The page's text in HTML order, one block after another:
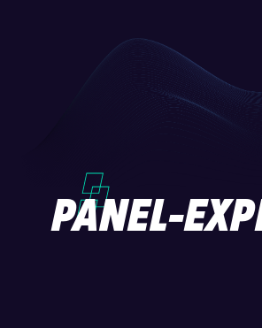
PANEL-